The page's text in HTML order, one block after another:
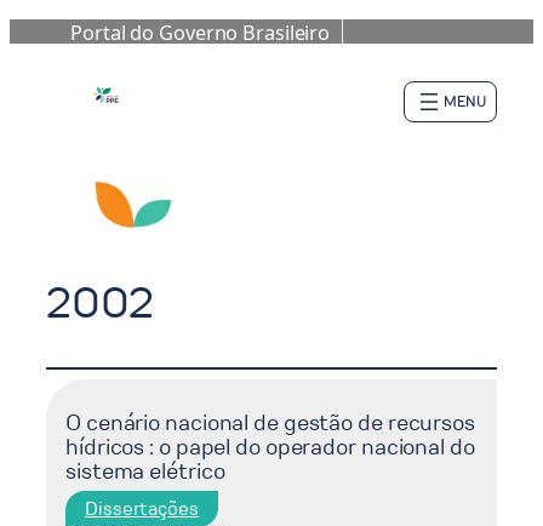
Portal do Governo Brasileiro
2002
O cenário nacional de gestão de recursos
hídricos : o papel do operador nacional do
sistema elétrico
Dissertações